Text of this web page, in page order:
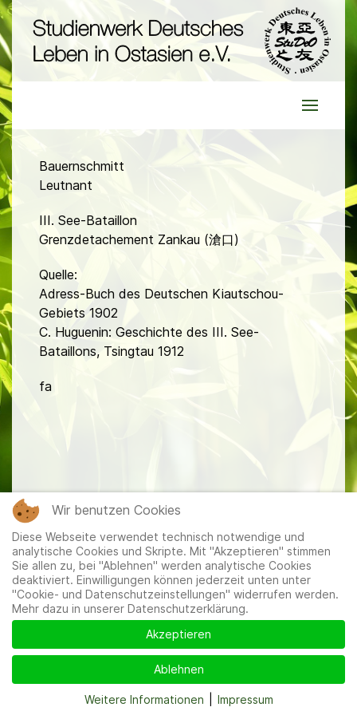
Bauernschmitt
Leutnant
III. See-Bataillon
Grenzdetachement Zankau (滄口)
Quelle:
Adress-Buch des Deutschen Kiautschou-
Gebiets 1902
C. Huguenin: Geschichte des III. See-
Bataillons, Tsingtau 1912
fa
Mitglieder| Impressum| Datenschutzerklärung
Wir benutzen Cookies
Diese Webseite verwendet technisch notwendige und
analytische Cookies und Skripte. Mit "Akzeptieren" stimmen
Sie allen zu, bei "Ablehnen" werden analytische Cookies
deaktiviert. Einwilligungen können jederzeit unten unter
"Cookie- und Datenschutzeinstellungen" widerrufen werden.
Mehr dazu in unserer Datenschutzerklärung.
Akzeptieren
Ablehnen
Weitere Informationen Impressum